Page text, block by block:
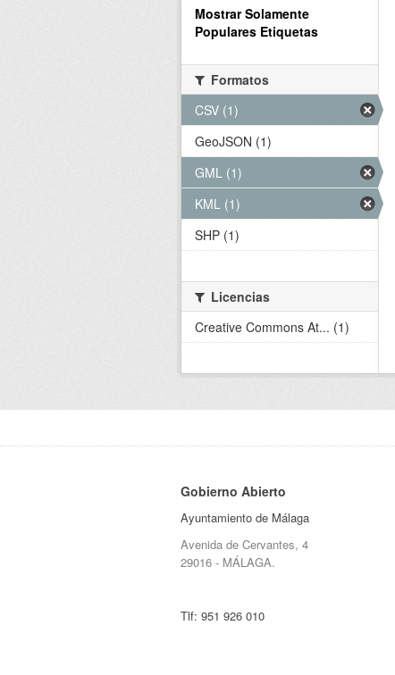
Mostrar Solamente
Populares Etiquetas
Formatos
CSV (1)
GeoJSON (1)
GML (1)
KML (1)
SHP (1)
Licencias
Creative Commons At... (1)
Gobierno Abierto
Ayuntamiento de Málaga
Avenida de Cervantes, 4
29016 - MÁLAGA.
Tlf: 951 926 010